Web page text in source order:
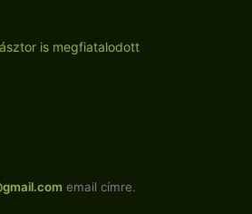
is megfiatalodott
email címre.